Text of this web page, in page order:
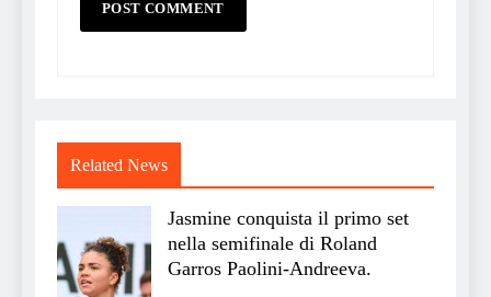
Related News
Jasmine conquista il primo set
nella semifinale di Roland
Garros Paolini-Andreeva.